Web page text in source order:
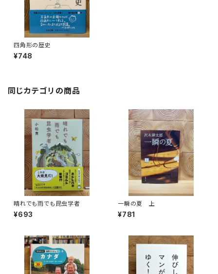
四角形の歴史
¥748
同じカテゴリの商品
晴れでも雨でも昆虫学者
¥693
一瞬の夏 上
¥781